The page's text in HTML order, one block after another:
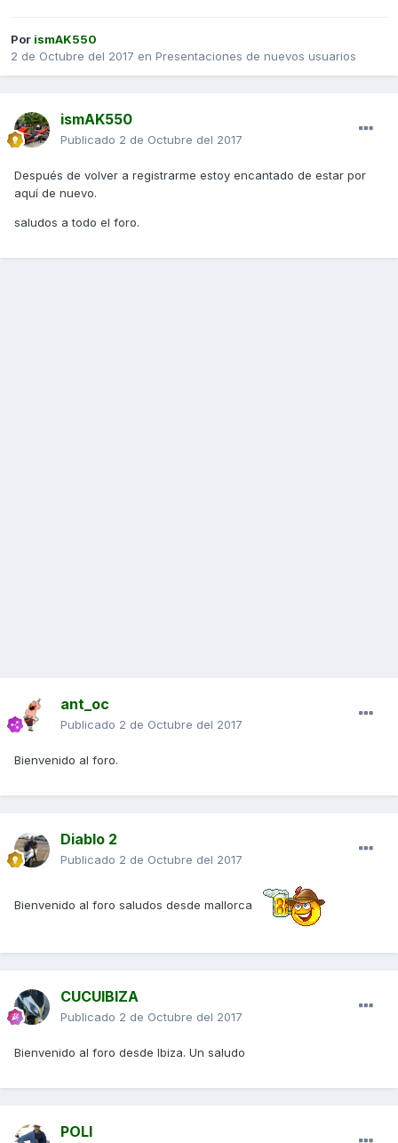
Por ismAK550
2 de Octubre del 2017 en Presentaciones de nuevos usuarios
ismAK550
Publicado 2 de Octubre del 2017
Después de volver a registrarme estoy encantado de estar por
aquí de nuevo.
saludos a todo el foro.
ant_oc
Publicado 2 de Octubre del 2017
Bienvenido al foro.
Diablo 2
Publicado 2 de Octubre del 2017
Bienvenido al foro saludos desde mallorca
CUCUIBIZA
Publicado 2 de Octubre del 2017
Bienvenido al foro desde Ibiza. Un saludo
POLI